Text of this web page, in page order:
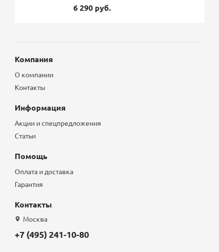
6 290 руб.
Компания
О компании
Контакты
Информация
Акции и спецпредложения
Статьи
Помощь
Оплата и доставка
Гарантия
Контакты
Москва
+7 (495) 241-10-80